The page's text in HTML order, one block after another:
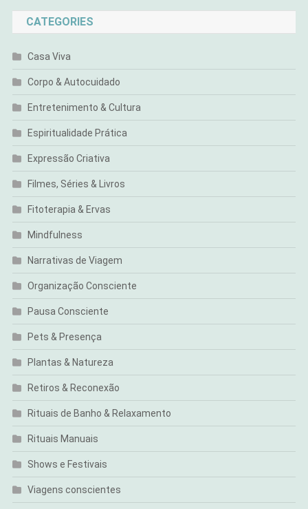
CATEGORIES
Casa Viva
Corpo & Autocuidado
Entretenimento & Cultura
Espiritualidade Prática
Expressão Criativa
Filmes, Séries & Livros
Fitoterapia & Ervas
Mindfulness
Narrativas de Viagem
Organização Consciente
Pausa Consciente
Pets & Presença
Plantas & Natureza
Retiros & Reconexão
Rituais de Banho & Relaxamento
Rituais Manuais
Shows e Festivais
Viagens conscientes